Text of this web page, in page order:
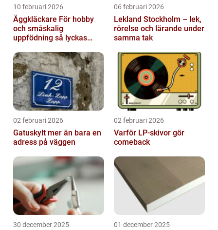
10 februari 2026
Äggkläckare För hobby
och småskalig
uppfödning så lyckas
06 februari 2026
Lekland Stockholm – lek,
rörelse och lärande under
samma tak
02 februari 2026
Gatuskylt mer än bara en
adress på väggen
02 februari 2026
Varför LP-skivor gör
comeback
30 december 2025 01 december 2025